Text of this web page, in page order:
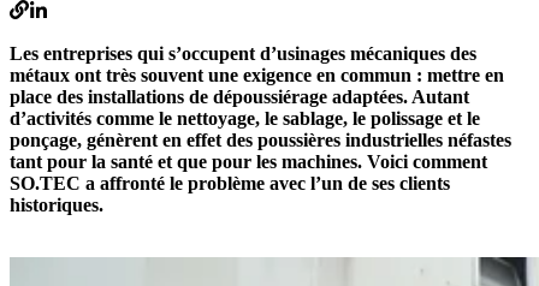
Les entreprises qui s’occupent d’usinages mécaniques des
métaux ont très souvent une exigence en commun : mettre en
place des installations de dépoussiérage adaptées. Autant
d’activités comme le nettoyage, le sablage, le polissage et le
ponçage, génèrent en effet des poussières industrielles néfastes
tant pour la santé et que pour les machines. Voici comment
SO.TEC a affronté le problème avec l’un de ses clients
historiques.